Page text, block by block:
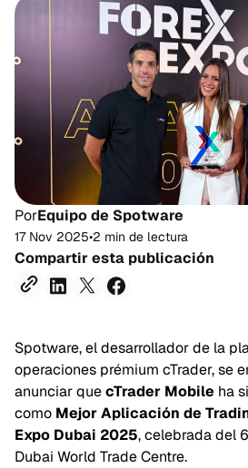
PorEquipo de Spotware
17 Nov 2025•2 min de lectura
Compartir esta publicación
Spotware, el desarrollador de la
operaciones prémium cTrader, se
anunciar quecTrader Mobile ha
como Mejor Aplicación de
Expo Dubai 2025, celebrada del
Dubai World Trade Centre.